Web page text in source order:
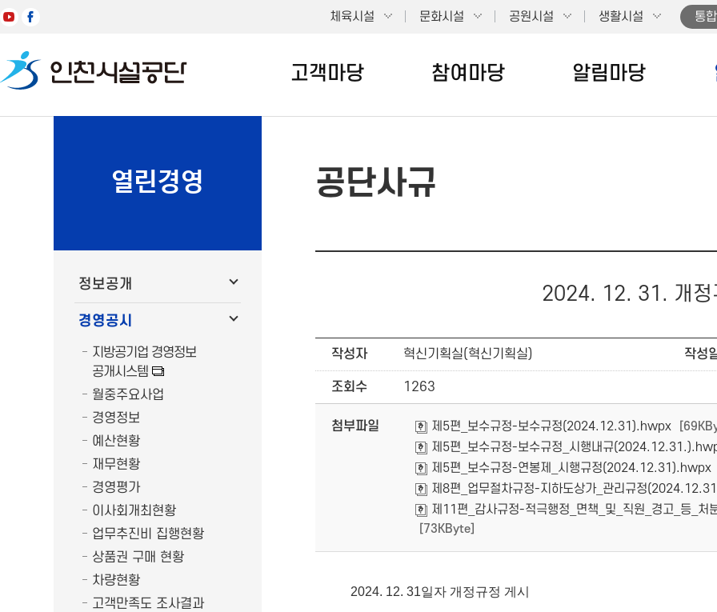
체육시설 문화시설 공원시설 생활시설 통
고객마당 참여마당 알림마당
열린경영
정보공개
경영공시
지방공기업 경영정보
공개시스템
월중주요사업
경영정보
예산현황
재무현황
경영평가
이사회개최현황
업무추진비 집행현황
상품권 구매 현황
차량현황
고객만족도 조사결과
공단사규
2024. 12. 31. 개정
작성자 혁신기획실(혁신기획실) 작성
조회수 1263
첨부파일 제5편_보수규정-보수규정(2024.12.31).hwpx
제5편_보수규정-보수규정_시행내규
제5편_보수규정-연봉제_시행규정(2024.12.31).hwpx
제8편_업무절차규정-지하도상가_관리규정
제11편_감사규정-적극행정_면책_및_직원_경고_등_
[73KByte]
2024. 12. 31일자 개정규정 게시